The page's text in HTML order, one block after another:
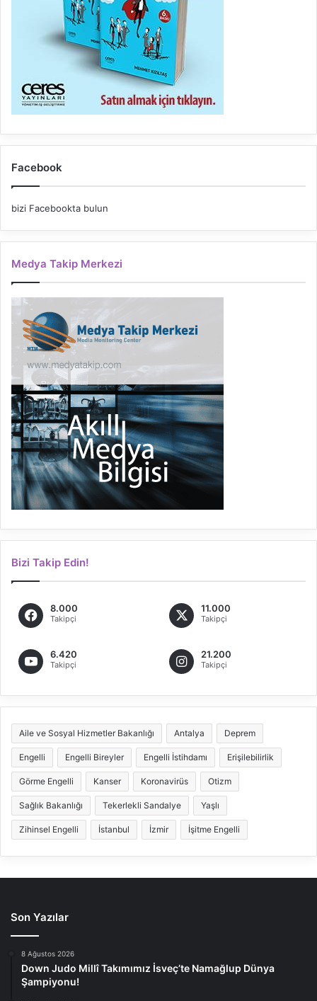
Facebook
bizi Facebookta bulun
Medya Takip Merkezi
Bizi Takip Edin!
8.000
Takipçi
11.000
Takipçi
6.420
Takipçi
21.200
Takipçi
Aile ve Sosyal Hizmetler Bakanlığı Antalya Deprem
Engelli Engelli Bireyler Engelli İstihdamı Erişilebilirlik
Görme Engelli Kanser Koronavirüs Otizm
Sağlık Bakanlığı Tekerlekli Sandalye Yaşlı
Zihinsel Engelli İstanbul İzmir İşitme Engelli
Son Yazılar
8 Ağustos 2026
Down Judo Millî Takımımız İsveç’te Namağlup Dünya
Şampiyonu!